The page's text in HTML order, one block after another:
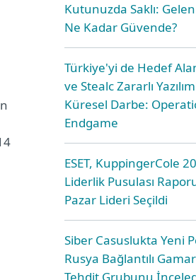
Kutunuzda Saklı:
Ne Kadar Güvende?
Türkiye'yi de Hedef
ve Stealc Zararlı
Küresel Darbe:
Endgame
ESET, KuppingerCole
Liderlik Pusulası
Pazar Lideri Seçildi
Siber Casuslukta Yeni
Rusya Bağlantılı